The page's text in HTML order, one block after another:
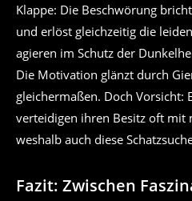
Klappe: Die Beschwörung
und erlöst gleichzeitig die
agieren im Schutz der
Die Motivation glänzt durch
gleichermaßen. Doch Vorsicht:
verteidigen ihren Besitz oft mit
weshalb auch diese
Fazit: Zwischen